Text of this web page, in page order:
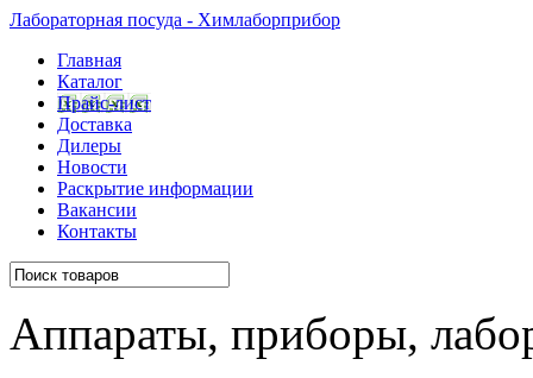
Лабораторная посуда - Химлаборприбор
Главная
Каталог
Прайс-лист
Доставка
Дилеры
Новости
Раскрытие информации
Вакансии
Контакты
Аппараты, приборы,